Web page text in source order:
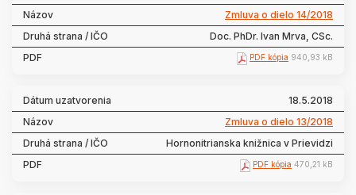
Zmluva o dielo 14/2018
Doc. PhDr. Ivan Mrva, CSc.
PDF kópia 940,93 kB
18.5.2018
Zmluva o dielo 13/2018
Hornonitrianska knižnica v Prievidzi
PDF kópia 470,21 kB